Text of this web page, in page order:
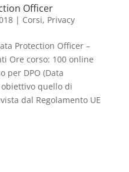
Officer
| Corsi, Privacy
Protection Officer –
Ore corso: 100 online
per DPO (Data
quello di
dal Regolamento UE